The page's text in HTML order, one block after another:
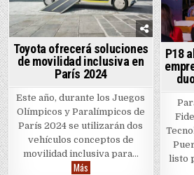
Toyota ofrecerá soluciones
de movilidad inclusiva en
París 2024
Este año, durante los Juegos
Olímpicos y Paralímpicos de
París 2024 se utilizarán dos
vehículos conceptos de
movilidad inclusiva para…
MásToyota ofrecerá soluciones
P18
listo